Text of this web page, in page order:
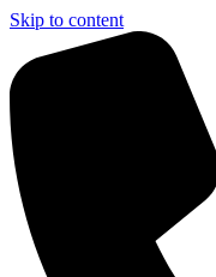
Skip to content